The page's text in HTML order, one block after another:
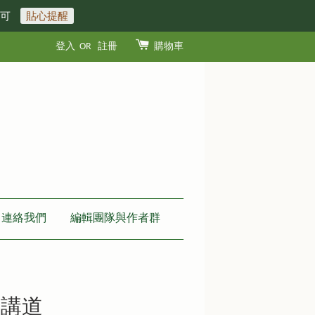
貼心提醒
登入 OR 註冊 購物車
連絡我們 編輯團隊與作者群
道